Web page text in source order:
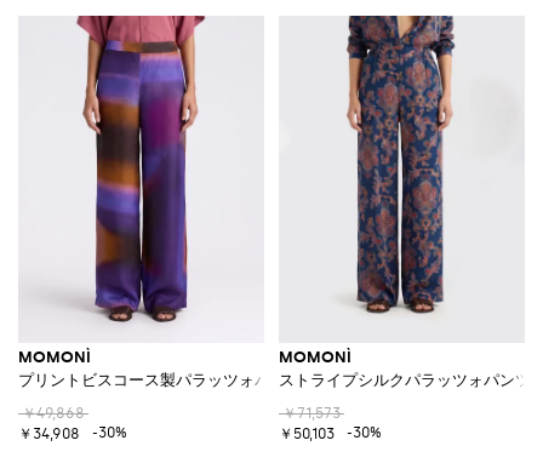
MOMONÌ
プリントビスコース製パラッツォパンツ
￥49,868
￥34,908
-30%
MOMONÌ
ストライプシルクパラッツォパンツ
￥71,573
￥50,103
-30%